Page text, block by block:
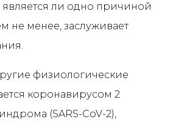
является ли одно причиной
не менее, заслуживает
физиологические
коронавирусом 2
(SARS-CoV-2),